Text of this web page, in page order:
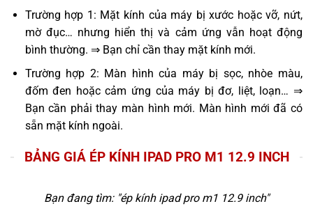
Trường hợp 1: Mặt kính của máy bị xước hoặc vỡ, nứt,
mờ đục… nhưng hiển thị và cảm ứng vẫn hoạt động
bình thường. ⇒ Bạn chỉ cần thay mặt kính mới.
Trường hợp 2: Màn hình của máy bị sọc, nhòe màu,
đốm đen hoặc cảm ứng của máy bị đơ, liệt, loạn… ⇒
Bạn cần phải thay màn hình mới. Màn hình mới đã có
sẵn mặt kính ngoài.
BẢNG GIÁ ÉP KÍNH IPAD PRO M1 12.9 INCH
Bạn đang tìm: "ép kính ipad pro m1 12.9 inch"